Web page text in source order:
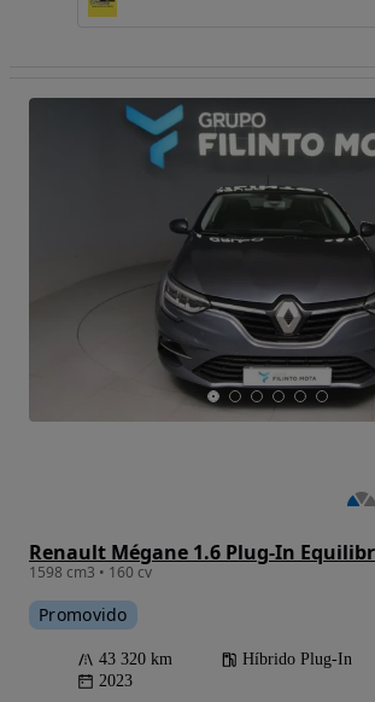
Renault Mégane 1.6 Plug-In
1598 cm3 • 160 cv
Promovido
43 320 km Híbrido Plug-In
2023